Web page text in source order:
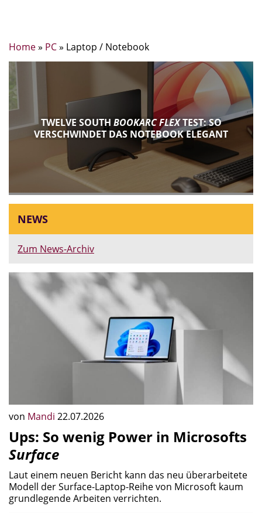
Home» PC» Laptop / Notebook
TWELVE SOUTH BOOKARC FLEXTEST: SO
VERSCHWINDET DAS NOTEBOOK ELEGANT
NEWS
Zum News-Archiv
von Mandi 22.07.2026
Ups: So wenig Power in Microsofts
Surface
Laut einem neuen Bericht kann das neu überarbeitete
Modell der Surface-Laptop-Reihe von Microsoft kaum
grundlegende Arbeiten verrichten.